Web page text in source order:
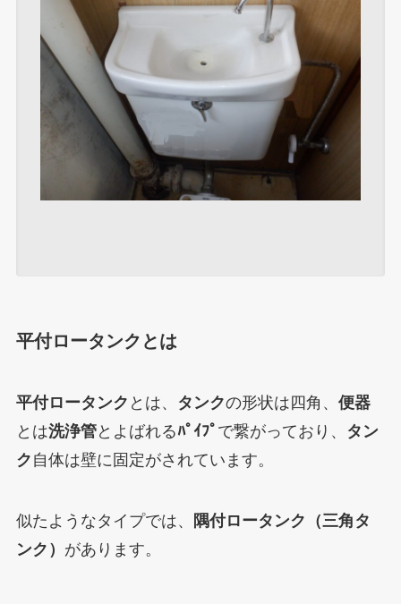
平付ロータンクとは
平付ロータンク とは、 タンクの形状は四角 、 便器
とは洗浄管とよばれるﾊﾟｲﾌﾟ で繋がっており 、
タン
ク 自体は壁に固定がされています。
似たようなタイプでは、
隅付ロータンク（三角タ
ンク） があります。